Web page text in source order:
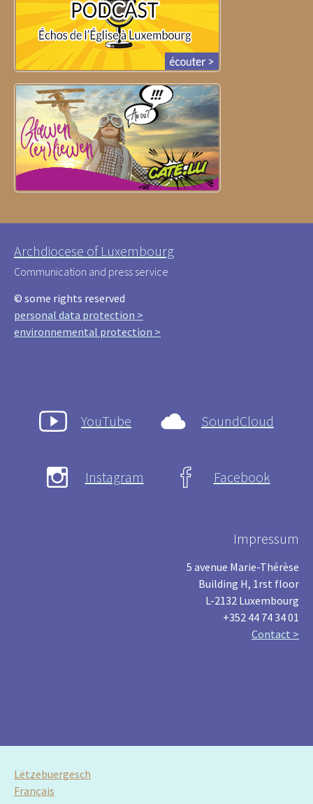
Archdiocese of Luxembourg
Communication and press service
© some rights reserved
personal data protection >
environnemental protection >
YouTube SoundCloud
Instagram Facebook
Impressum
5 avenue Marie-Thérèse
Building H, 1rst floor
L-2132 Luxembourg
+352 44 74 34 01
Contact >
Lëtzebuergesch
Français